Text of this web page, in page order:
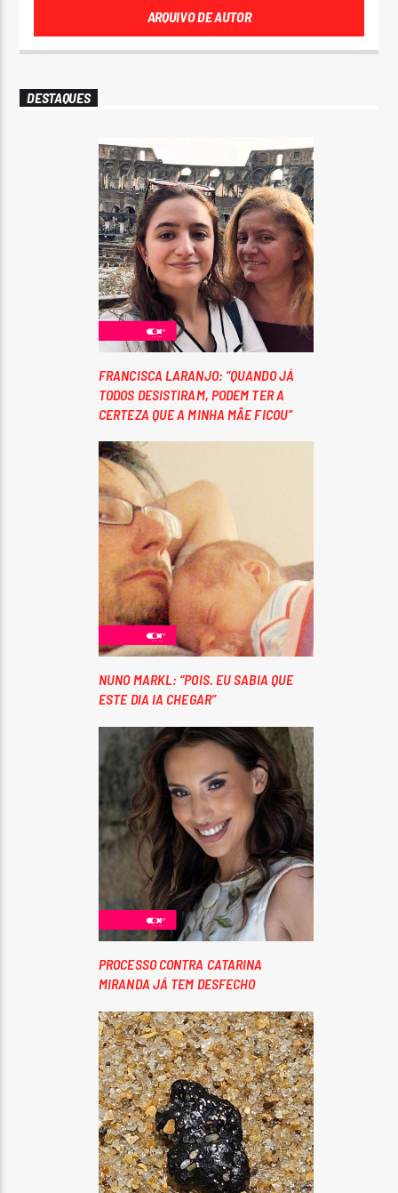
ARQUIVO DE AUTOR
DESTAQUES
FRANCISCA LARANJO: “QUANDO JÁ
TODOS DESISTIRAM, PODEM TER A
CERTEZA QUE A MINHA MÃE FICOU”
NUNO MARKL: “POIS. EU SABIA QUE
ESTE DIA IA CHEGAR”
PROCESSO CONTRA CATARINA
MIRANDA JÁ TEM DESFECHO